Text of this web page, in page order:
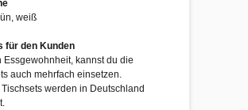
weiß
für den Kunden
Essgewohnheit, kannst du die
auch mehrfach einsetzen.
werden in Deutschland